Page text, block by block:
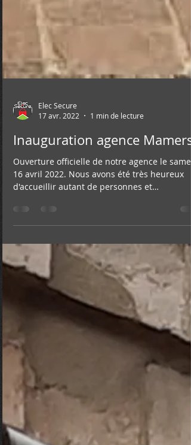
Elec Secure
17 avr. 2022
1 min de lecture
Inauguration agence Mamers
16 avril 2022. Nous avons été très heureux
remercions...